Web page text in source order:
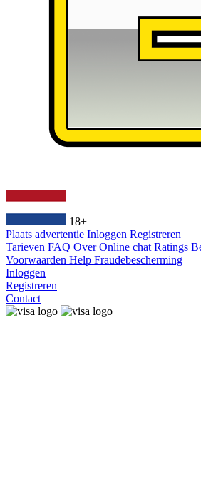
18+
Plaats advertentie Inloggen Registreren
Tarieven FAQ OverOnline chat Ratings
Voorwaarden Help Fraudebescherming
Inloggen
Registreren
Contact